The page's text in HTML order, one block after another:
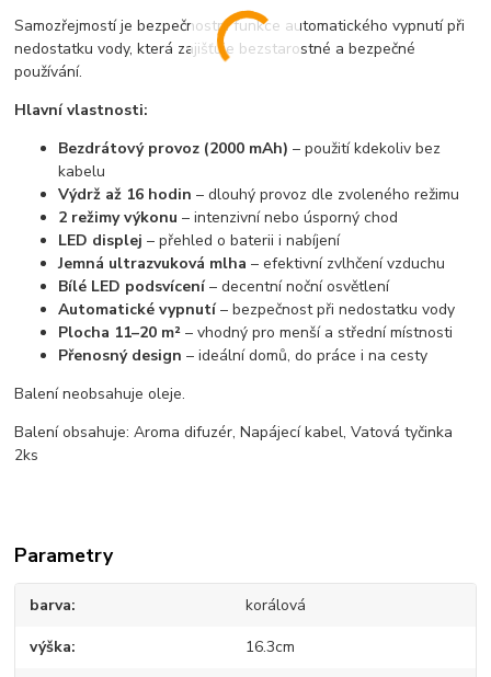
Samozřejmostí je bezpečnostní funkce automatického vypnutí při
nedostatku vody, která zajišťuje bezstarostné a bezpečné
používání.
Hlavní vlastnosti:
Bezdrátový provoz (2000 mAh) – použití kdekoliv bez
kabelu
Výdrž až 16 hodin – dlouhý provoz dle zvoleného režimu
2 režimy výkonu – intenzivní nebo úsporný chod
LED displej – přehled o baterii i nabíjení
Jemná ultrazvuková mlha – efektivní zvlhčení vzduchu
Bílé LED podsvícení– decentní noční osvětlení
Automatické vypnutí– bezpečnost při nedostatku vody
Plocha 11–20 m² – vhodný pro menší a střední místnosti
Přenosný design – ideální domů, do práce i na cesty
Balení neobsahuje oleje.
Balení obsahuje: Aroma difuzér, Napájecí kabel, Vatová tyčinka
2ks
Parametry
barva korálová
výška 16.3cm